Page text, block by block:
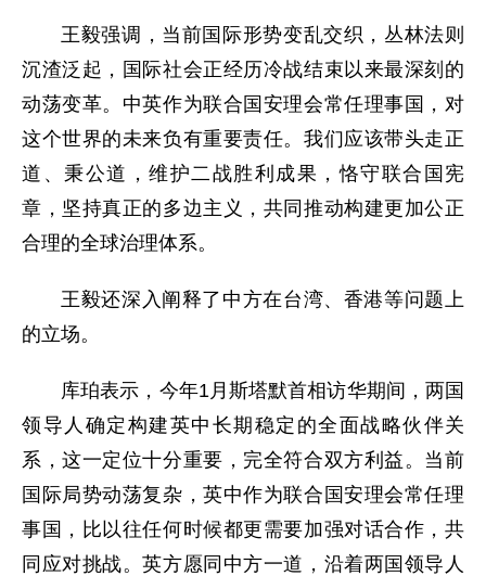
王毅强调，当前国际形势变乱交织，丛林法则
沉渣泛起，国际社会正经历冷战结束以来最深刻的
动荡变革。中英作为联合国安理会常任理事国，对
这个世界的未来负有重要责任。我们应该带头走正
道、秉公道，维护二战胜利成果，恪守联合国宪
章，坚持真正的多边主义，共同推动构建更加公正
合理的全球治理体系。
王毅还深入阐释了中方在台湾、香港等问题上
的立场。
库珀表示，今年1月斯塔默首相访华期间，两国
领导人确定构建英中长期稳定的全面战略伙伴关
系，这一定位十分重要，完全符合双方利益。当前
国际局势动荡复杂，英中作为联合国安理会常任理
事国，比以往任何时候都更需要加强对话合作，共
同应对挑战。英方愿同中方一道，沿着两国领导人